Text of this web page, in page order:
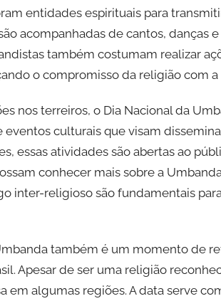
entidades espirituais para
acompanhadas de cantos,
também costumam realizar
o compromisso da religião com a
nos terreiros, o Dia Nacional da
eventos culturais que visam
essas atividades são abertas ao
conhecer mais sobre a
inter-religioso são fundamentais
também é um momento de
Apesar de ser uma religião
em algumas regiões. A data serve